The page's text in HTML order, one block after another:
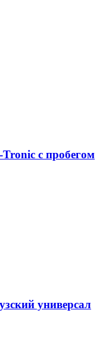
с пробегом
универсал